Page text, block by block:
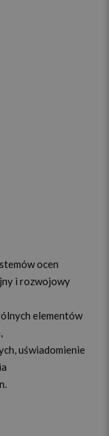
ocen
i rozwojowy
elementów
uświadomienie